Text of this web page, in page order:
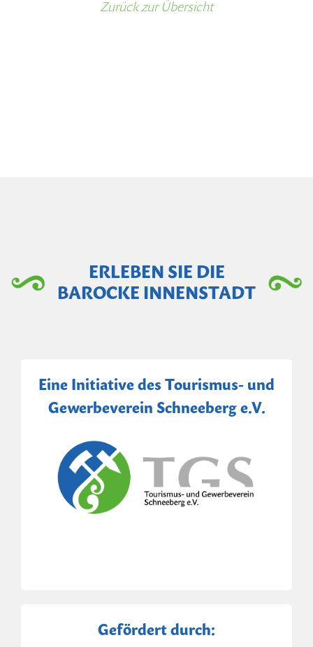
Zurück zur Übersicht
ERLEBEN SIE DIE
BAROCKE INNENSTADT
Eine Initiative des Tourismus- und
Gewerbeverein Schneeberg e.V.
Gefördert durch: